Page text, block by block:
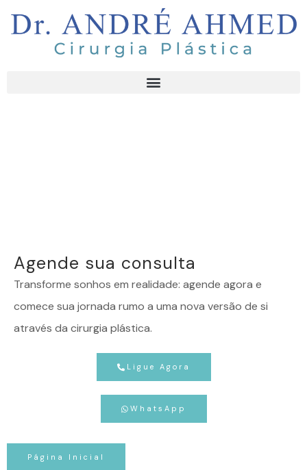
Agende sua consulta
Transforme sonhos em realidade: agende agora e
comece sua jornada rumo a uma nova versão de si
através da cirurgia plástica.
Ligue Agora
WhatsApp
Página Inicial